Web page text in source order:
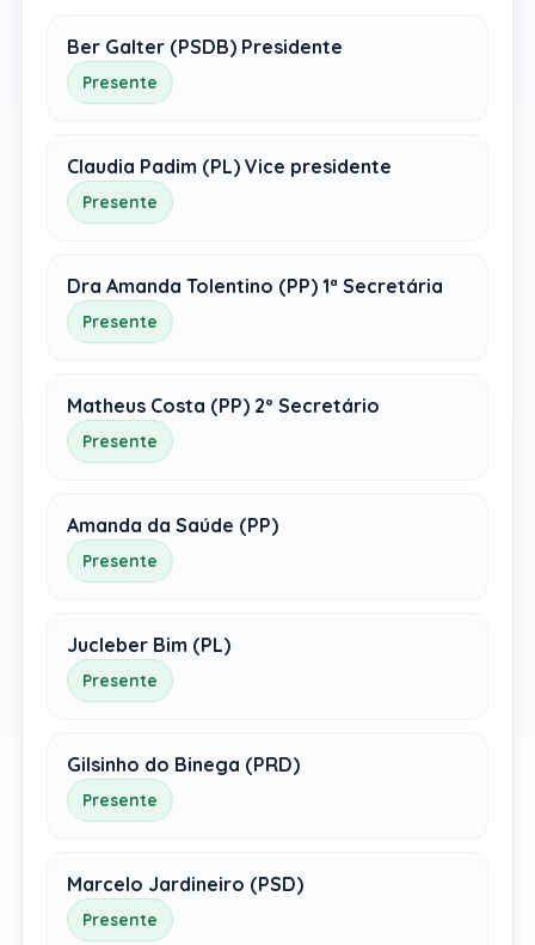
Ber Galter (PSDB) Presidente
Presente
Claudia Padim (PL) Vice presidente
Presente
Dra Amanda Tolentino (PP) 1ª Secretária
Presente
Matheus Costa (PP) 2º Secretário
Presente
Amanda da Saúde (PP)
Presente
Jucleber Bim (PL)
Presente
Gilsinho do Binega (PRD)
Presente
Marcelo Jardineiro (PSD)
Presente